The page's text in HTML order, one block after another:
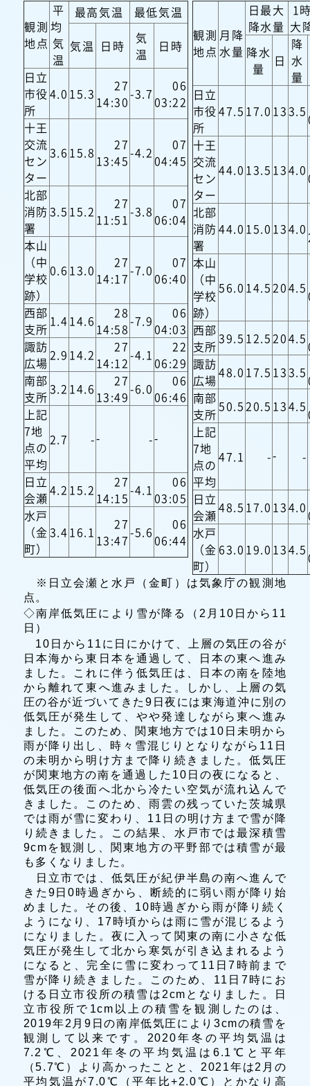
観測
地点
平
均
気
温
最高気温 最低気温
気温 日時
気
温
日時
日立
市役
所
4.0 15.3
27
14:30-3.7
06
03:22
十王
交流
セン
ター
3.6 15.8
27
13:45-4.2
07
04:45
北部
消防
署
3.5 15.2
27
11:51 -3.8
07
06:04
本山
（中
学校
跡）
0.6 13.0
27
14:17-7.0
07
06:40
西部
支所 1.4 14.6
28
14:58-7.9
06
04:03
諏訪
広場2.9 14.2
27
14:12-4.1
22
06:29
南部
支所3.2 14.6
27
13:49-6.0
06
06:46
上記
7地
点の
平均
2.7 -- --
日立
会瀬4.2 15.2
27
14:15-4.1
06
03:05
水戸
（金
町）
3.4 16.1
27
13:47-5.6
06
06:44
観測
地点
月降
水量
日最大
降水量
1
大
降水
量
日
降
水
量
日立
市役
所
47.5 17.0 133.5
十王
交流
セン
ター
44.0 13.5 134.0
北部
消防
署
44.0 15.0 134.0
本山
（中
学校
跡）
56.0 14.5204.5
西部
支所39.5 12.5204.5
諏訪
広場48.0 17.5 133.5
南部
支所50.520.5 134.5
上記
7地
点の
平均
47.1 -- -
日立
会瀬48.5 17.0 134.0
水戸
（金
町）
63.0 19.0 134.5
※日立会瀬と水戸（金町）は気象庁の観測地
点。
◇南岸低気圧により雪が降る（2月10日から11
日）
10日から11に日にかけて、上層の気圧の谷が
日本海から東日本を通過して、日本の東へ進み
ました。これに伴う低気圧は、日本の南を陸地
から離れて東へ進みました。しかし、上層の気
圧の谷が近づいてきた9日夜には東海道沖に別の
低気圧が発生して、やや発達しながら東へ進み
ました。このため、関東地方では10日未明から
雨が降り出し、時々雪混じりとなりながら11日
の未明から明け方まで降り続きました。低気圧
が関東地方の南を通過した10日の夜になると、
低気圧の後面へ北から冷たい空気が流れ込んで
きました。このため、雨雲の残っていた茨城県
では雨が雪に変わり、11日の明け方まで雪が降
り続きました。この結果、水戸市では最深積雪
9cmを観測し、関東地方の平野部では積雪が最
も多くなりました。
日立市では、低気圧が紀伊半島の南へ進んで
きた9日0時過ぎから、断続的に弱い雨が降り始
めました。その後、10時過ぎから雨が降り続く
ようになり、17時頃からは雨に雪が混じるよう
になりました。夜に入って関東の南に小さな低
気圧が発生して北から寒気が引き込まれるよう
になると、完全に雪に変わって11日7時前まで
雪が降り続きました。このため、11日7時にお
ける日立市役所の積雪は2cmとなりました。日
立市役所で1cm以上の積雪を観測したのは、
2019年2月9日の南岸低気圧により3cmの積雪を
観測して以来です。2020年冬の平均気温は
7.2℃、2021年冬の平均気温は6.1℃と平年
（5.7℃）より高かったことと、2021年は2月の
平均気温が7.0℃（平年比+2.0℃）とかなり高